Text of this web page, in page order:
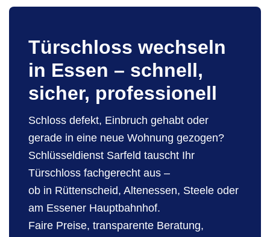
Türschloss wechseln
in Essen – schnell,
sicher, professionell
Schloss defekt, Einbruch gehabt oder
gerade in eine neue Wohnung gezogen?
Schlüsseldienst Sarfeld tauscht Ihr
Türschloss fachgerecht aus –
ob in Rüttenscheid, Altenessen, Steele oder
am Essener Hauptbahnhof.
Faire Preise, transparente Beratung,